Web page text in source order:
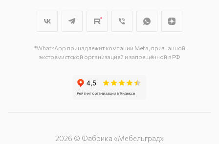
г. Подольск, ул. Станционная, д. 11
*WhatsApp принадлежит компании Meta, признанной
экстремистской организацией и запрещённой в РФ
2026 © Фабрика «Мебельград»